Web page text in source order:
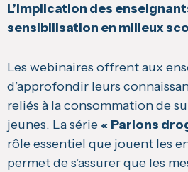
L’implication des
sensibilisation en milieux
Les webinaires offrent aux
d’approfondir leurs
reliés à la consommation de
jeunes. La série « Parlons
rôle essentiel que jouent les
permet de s’assurer que les